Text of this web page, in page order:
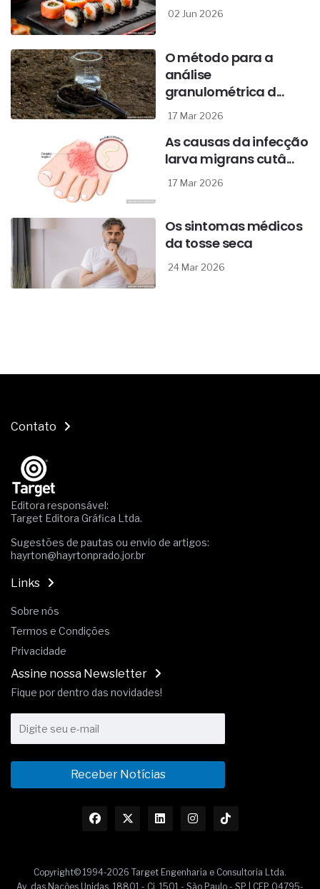
02 Jun 2026
O método para a
análise
granulométrica d...
17 Mar 2026
As causas da infecção
larva migrans cutâ...
17 Mar 2026
Os sintomas médicos
da tosse seca
24 Mar 2026
Contato
Editora responsável:
Target Editora Gráfica Ltda.
Sugestões de pautas ou envio de artigos:
hayrton@hayrtonprado.jor.br
Links
Sobre nós
Termos e Condições
Privacidade
Assine nossa Newsletter
Fique por dentro das novidades!
Receber Notícias
Copyright© 1994-2026 Target Engenharia e Consultoria Ltda.
Av. das Nações Unidas, 18801 - Cj. 1501 - São Paulo - SP | CEP 04795-